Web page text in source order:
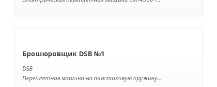
Брошюровщик DSB №1
DSB
Переплетная машина на пластиковую пружину...